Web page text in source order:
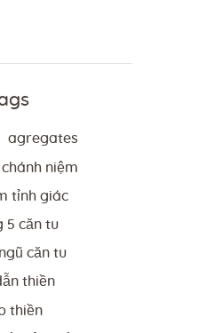
agregates
chánh niệm
tỉnh giác
5 căn tu
căn tu
thiền
thiền